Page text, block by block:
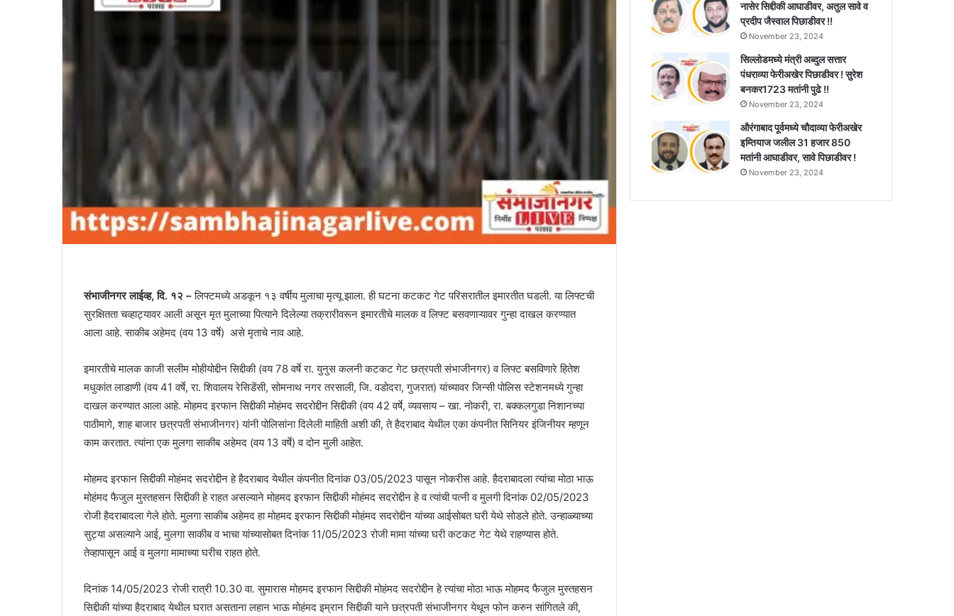
संभाजीनगर लाईव्ह, दि. १२ –लिफ्टमध्ये अडकून १३ वर्षीय मुलाचा मृत्यू झाला. ही घटना कटकट गेट परिसरातील इमारतीत घडली. या लिफ्टची
सुरक्षितता चव्हाट्यावर आली असून मृत मुलाच्या पित्याने दिलेल्या तक्रारीवरून इमारतीचे मालक व लिफ्ट बसवणाऱ्यावर गुन्हा दाखल करण्यात
आला आहे. साकीब अहेमद (वय 13 वर्षे) असे मृताचे नाव आहे.
इमारतीचे मालक काजी सलीम मोहीयोद्दीन सिद्दीकी (वय 78 वर्षे रा. युनुस कलनी कटकट गेट छत्रपती संभाजीनगर) व लिफ्ट बसविणारे हितेश
मधुकांत लाडाणी (वय 41 वर्षे, रा. शिवालय रेसिडेंसी, सोमनाथ नगर तरसाली, जि. वडोदरा, गुजरात) यांच्यावर जिन्सी पोलिस स्टेशनमध्ये गुन्हा
दाखल करण्यात आला आहे. मोहमद इरफान सिद्दीकी मोहंमद सदरोद्दीन सिद्दीकी (वय 42 वर्षे, व्यवसाय – खा. नोकरी, रा. बक्कलगुडा निशानच्या
पाठीमागे, शाह बाजार छत्रपती संभाजीनगर) यांनी पोलिसांना दिलेली माहिती अशी की, ते हैदराबाद येथील एका कंपनीत सिनियर इंजिनीयर म्हणून
काम करतात. त्यांना एक मुलगा साकीब अहेमद (वय 13 वर्षे) व दोन मुली आहेत.
मोहमद इरफान सिद्दीकी मोहंमद सदरोद्दीन हे हैदराबाद येथील कंपनीत दिनांक 03/05/2023 पासून नोकरीस आहे. हैदराबादला त्यांचा मोठा भाऊ
मोहंमद फैजुल मुस्तहसन सिद्दीकी हे राहत असल्याने मोहमद इरफान सिद्दीकी मोहंमद सदरोद्दीन हे व त्यांची पत्नी व मुलगी दिनांक 02/05/2023
रोजी हैदराबादला गेले होते. मुलगा साकीब अहेमद हा मोहमद इरफान सिद्दीकी मोहंमद सदरोद्दीन यांच्या आईसोबत घरी येथे सोडले होते. उन्हाळ्याच्या
सुट्या असल्याने आई, मुलगा साकीब व भाचा यांच्यासोबत दिनांक 11/05/2023 रोजी मामा यांच्या घरी कटकट गेट येथे राहण्यास होते.
तेव्हापासून आई व मुलगा मामाच्या घरीच राहत होते.
दिनांक 14/05/2023 रोजी रात्री 10.30 वा. सुमारास मोहमद इरफान सिद्दीकी मोहंमद सदरोद्दीन हे त्यांचा मोठा भाऊ मोहमद फैजुल मुस्तहसन
सिद्दीकी यांच्या हैदराबाद येथील घरात असताना लहान भाऊ मोहंमद इम्रान सिद्दीकी याने छत्रपती संभाजीनगर येथून फोन करुन सांगितले की,
नासेर सिद्दीकी आघाडीवर, अतुल सावे व
प्रदीप जैस्वाल पिछाडीवर !!
November 23, 2024
सिल्लोडमध्ये मंत्री अब्दुल सत्तार
पंधराव्या फेरीअखेर पिछाडीवर ! सुरेश
बनकर1723 मतांनी पुढे !!
November 23, 2024
औरंगाबाद पूर्वमध्ये चौदाव्या फेरीअखेर
इम्तियाज जलील 31 हजार 850
मतांनी आघाडीवर, सावे पिछाडीवर !
November 23, 2024